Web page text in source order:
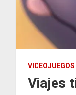
VIDEOJUEGOS
Viajes